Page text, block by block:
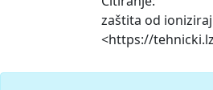
zaštita od
<https://